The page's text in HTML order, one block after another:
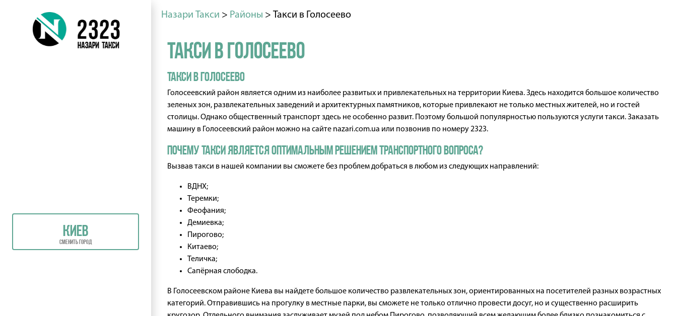
Киев
сменить город
Назари Такси > Районы > Такси в Голосеево
Такси в Голосеево
Такси в Голосеево
Голосеевский район является одним из наиболее развитых и привлекательных на территории Киева. Здесь находится большое количество
зеленых зон, развлекательных заведений и архитектурных памятников, которые привлекают не только местных жителей, но и гостей
столицы. Однако общественный транспорт здесь не особенно развит. Поэтому большой популярностью пользуются услуги такси. Заказать
машину в Голосеевский район можно на сайте nazari.com.ua или позвонив по номеру 2323.
Почему такси является оптимальным решением транспортного вопроса?
Вызвав такси в нашей компании вы сможете без проблем добраться в любом из следующих направлений:
ВДНХ;
Теремки;
Феофания;
Демиевка;
Пирогово;
Китаево;
Теличка;
Сапёрная слободка.
В Голосеевском районе Киева вы найдете большое количество развлекательных зон, ориентированных на посетителей разных возрастных
категорий. Отправившись на прогулку в местные парки, вы сможете не только отлично провести досуг, но и существенно расширить